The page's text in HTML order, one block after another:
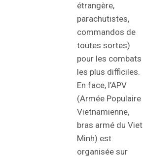
étrangère,
parachutistes,
commandos de
toutes sortes)
pour les combats
les plus difficiles.
En face, l’APV
(Armée Populaire
Vietnamienne,
bras armé du Viet
Minh) est
organisée sur